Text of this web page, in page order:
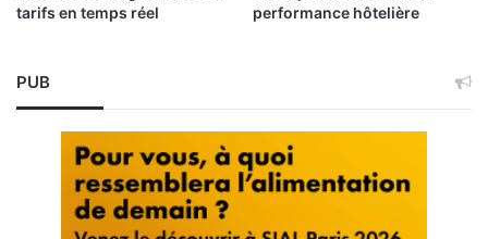
tarifs en temps réel
performance hôtelière
PUB